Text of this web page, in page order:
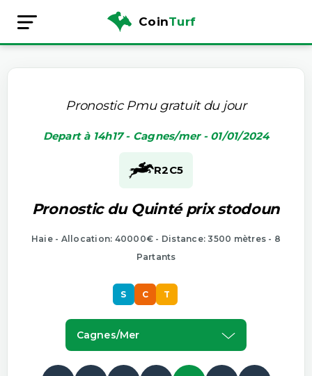
CoinTurf
Pronostic Pmu gratuit du jour
Depart à 14h17 - Cagnes/mer - 01/01/2024
R2C5
Pronostic du Quinté prix stodoun
Haie - Allocation: 40000€ - Distance: 3500 mètres - 8
Partants
S C T
Cagnes/mer